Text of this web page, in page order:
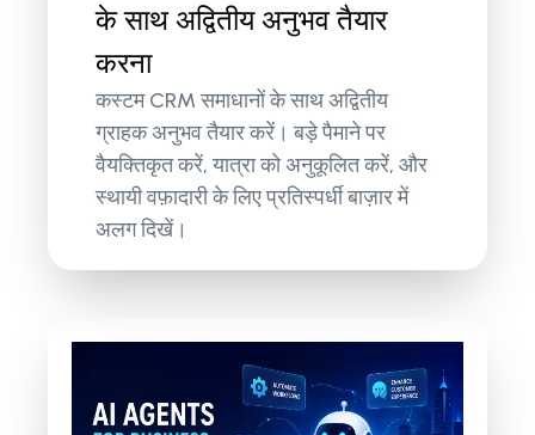
के साथ अद्वितीय अनुभव तैयार
करना
कस्टम CRM समाधानों के साथ अद्वितीय
ग्राहक अनुभव तैयार करें। बड़े पैमाने पर
वैयक्तिकृत करें, यात्रा को अनुकूलित करें, और
स्थायी वफ़ादारी के लिए प्रतिस्पर्धी बाज़ार में
अलग दिखें।